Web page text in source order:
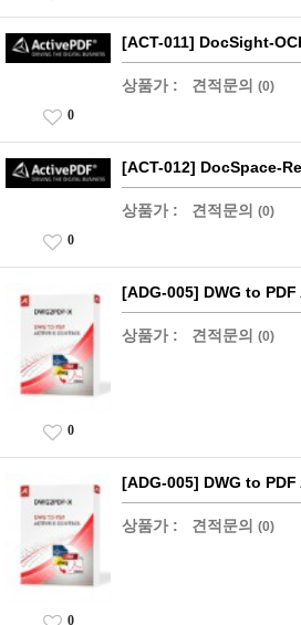
[ACT-011] DocSight-
상품가 : 견적문의 (0)
0
[ACT-012] DocSpace-
상품가 : 견적문의 (0)
0
[ADG-005] DWG to
상품가 : 견적문의 (0)
0
[ADG-005] DWG to
상품가 : 견적문의 (0)
0